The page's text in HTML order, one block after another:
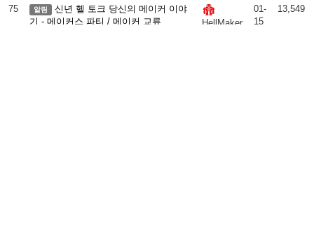
75 알림
신년 헬 토크 당신의 메이커 이야
기 - 메이커스 파티 / 메이커 교류
HellMaker
01-
15
13,549